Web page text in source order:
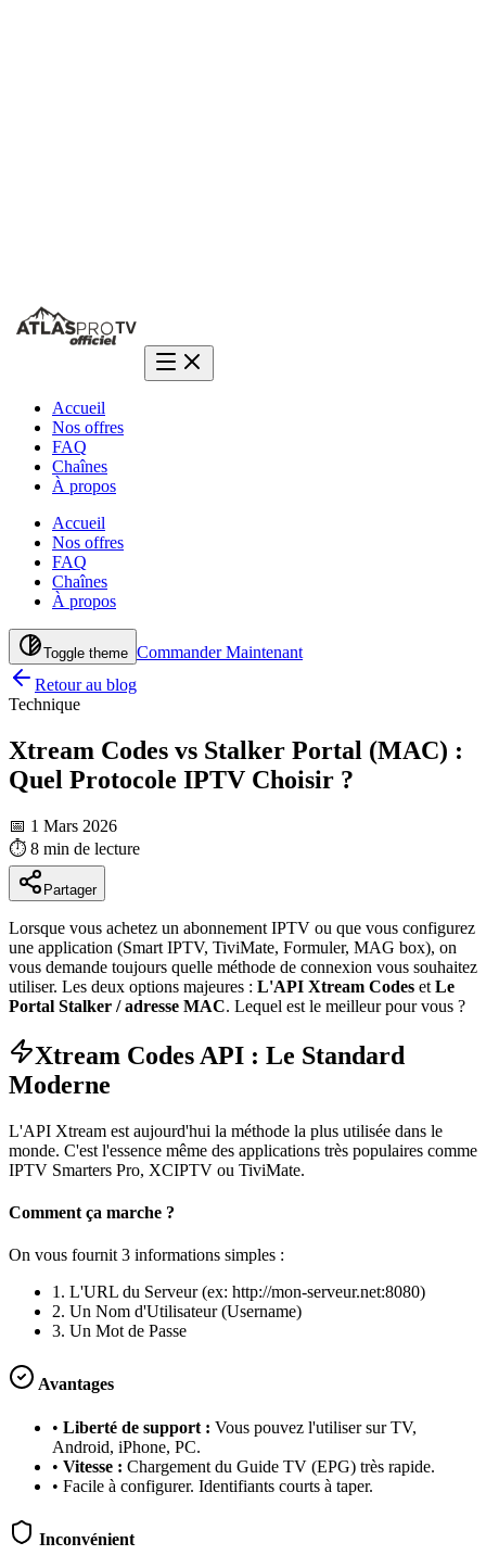
Accueil
Nos offres
FAQ
Chaînes
À propos
Accueil
Nos offres
FAQ
Chaînes
À propos
Toggle theme Commander Maintenant
Retour au blog
Technique
Xtream Codes vs Stalker Portal (MAC) :
Quel Protocole IPTV Choisir ?
📅 1 Mars 2026
⏱️ 8 min de lecture
Partager
Lorsque vous achetez un abonnement IPTV ou que vous configurez
une application (Smart IPTV, TiviMate, Formuler, MAG box), on
vous demande toujours quelle méthode de connexion vous souhaitez
utiliser. Les deux options majeures : L'API Xtream Codes et Le
Portal Stalker / adresse MAC. Lequel est le meilleur pour vous ?
Xtream Codes API : Le Standard
Moderne
L'API Xtream est aujourd'hui la méthode la plus utilisée dans le
monde. C'est l'essence même des applications très populaires comme
IPTV Smarters Pro, XCIPTV ou TiviMate.
Comment ça marche ?
On vous fournit 3 informations simples :
1. L'URL du Serveur (ex: http://mon-serveur.net:8080)
2. Un Nom d'Utilisateur (Username)
3. Un Mot de Passe
Avantages
• Liberté de support : Vous pouvez l'utiliser sur TV,
Android, iPhone, PC.
• Vitesse : Chargement du Guide TV (EPG) très rapide.
• Facile à configurer. Identifiants courts à taper.
Inconvénient